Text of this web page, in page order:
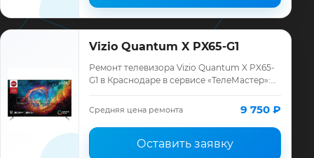
Vizio Quantum X PX65-G1
Ремонт телевизора Vizio Quantum X PX65-
G1 в Краснодаре в сервисе «ТелеМастер»:
ремонта, запчасти и гарантия до 12 месяц…
Средняя цена ремонта 9 750 ₽
Оставить заявку